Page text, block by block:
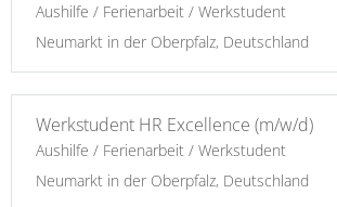
Aushilfe / Ferienarbeit / Werkstudent
Neumarkt in der Oberpfalz, Deutschland
Werkstudent HR Excellence (m/w/d)
Aushilfe / Ferienarbeit / Werkstudent
Neumarkt in der Oberpfalz, Deutschland